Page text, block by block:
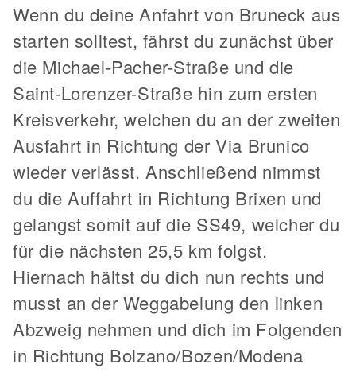
Wenn du deine Anfahrt von Bruneck aus
starten solltest, fährst du zunächst über
die Michael-Pacher-Straße und die
Saint-Lorenzer-Straße hin zum ersten
Kreisverkehr, welchen du an der zweiten
Ausfahrt in Richtung der Via Brunico
wieder verlässt. Anschließend nimmst
du die Auffahrt in Richtung Brixen und
gelangst somit auf die SS49, welcher du
für die nächsten 25,5 km folgst.
Hiernach hältst du dich nun rechts und
musst an der Weggabelung den linken
Abzweig nehmen und dich im Folgenden
in Richtung Bolzano/Bozen/Modena